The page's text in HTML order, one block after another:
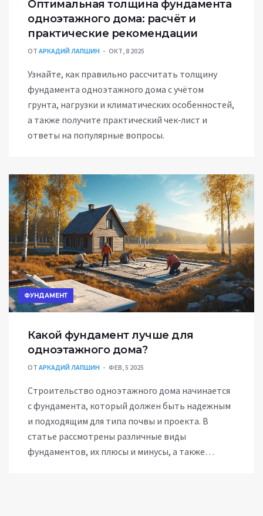
Оптимальная толщина фундамента
одноэтажного дома: расчёт и
практические рекомендации
ОТ АРКАДИЙ ЛАПШИН ОКТ, 8 2025
Узнайте, как правильно рассчитать толщину
фундамента одноэтажного дома с учётом
грунта, нагрузки и климатических особенностей,
а также получите практический чек‑лист и
ответы на популярные вопросы.
ФУНДАМЕНТ
Какой фундамент лучше для
одноэтажного дома?
ОТ АРКАДИЙ ЛАПШИН ФЕВ, 5 2025
Строительство одноэтажного дома начинается
с фундамента, который должен быть надежным
и подходящим для типа почвы и проекта. В
статье рассмотрены различные виды
фундаментов, их плюсы и минусы, а также